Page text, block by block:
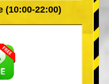
(10:00-22:00)